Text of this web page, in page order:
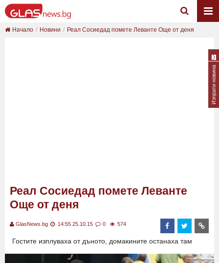
Начало Новини Реал Сосиедад помете Леванте Още от деня
Реал Сосиедад помете Леванте
Още от деня
GlasNews.bg 14:55 25.10.15 0 574
Гостите изплуваха от дъното, домакините останаха там
Изпрати новина